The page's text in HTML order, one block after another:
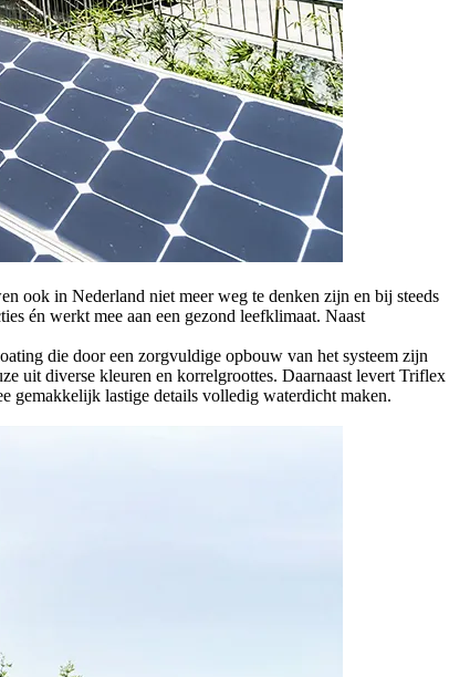
ook in Nederland niet meer weg te denken zijn en bij steeds
én werkt mee aan een gezond leefklimaat. Naast
die door een zorgvuldige opbouw van het systeem zijn
uit diverse kleuren en korrelgroottes. Daarnaast levert Triflex
gemakkelijk lastige details volledig waterdicht maken.